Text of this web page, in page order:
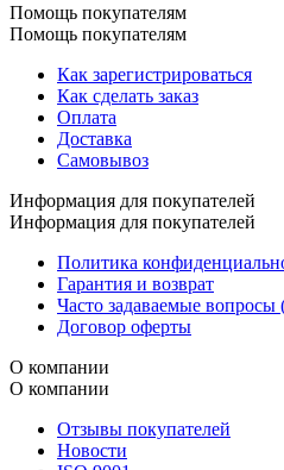
Помощь покупателям
Помощь покупателям
Как зарегистрироваться
Как сделать заказ
Оплата
Доставка
Самовывоз
Информация для покупателей
Информация для покупателей
Политика
Гарантия и возврат
Часто задаваемые вопросы
Договор оферты
О компании
О компании
Отзывы покупателей
Новости